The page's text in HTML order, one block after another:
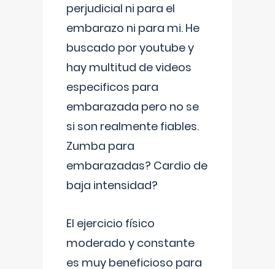
perjudicial ni para el
embarazo ni para mi. He
buscado por youtube y
hay multitud de videos
especificos para
embarazada pero no se
si son realmente fiables.
Zumba para
embarazadas? Cardio de
baja intensidad?
El ejercicio físico
moderado y constante
es muy beneficioso para